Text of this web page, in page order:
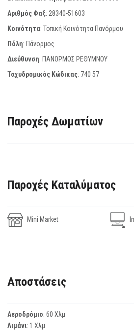
Αριθμός Φαξ: 28340-51603
Κοινότητα: Τοπική Κοινότητα Πανόρμου
Πόλη: Πάνορμος
Διεύθυνση: ΠΑΝΟΡΜΟΣ ΡΕΘΥΜΝΟΥ
Ταχυδρομικός Κώδικας: 740 57
Παροχές Δωματίων
Παροχές Καταλύματος
Mini Market
Αποστάσεις
Αεροδρόμιο: 60 Χλμ
Λιμάνι: 1 Χλμ